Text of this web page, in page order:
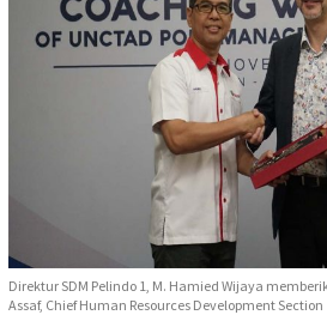
Direktur SDM Pelindo 1, M. Hamied Wijaya
Assaf, Chief Human Resources Development Section